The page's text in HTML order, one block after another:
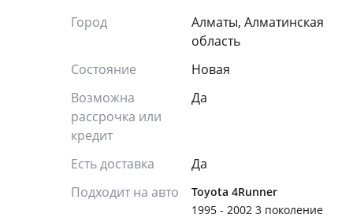
Город
Алматы, Алматинская
область
Состояние
Новая
Возможна
рассрочка или
кредит
Да
Есть доставка
Да
Подходит на авто
Toyota 4Runner
1995 - 2002 3 поколение